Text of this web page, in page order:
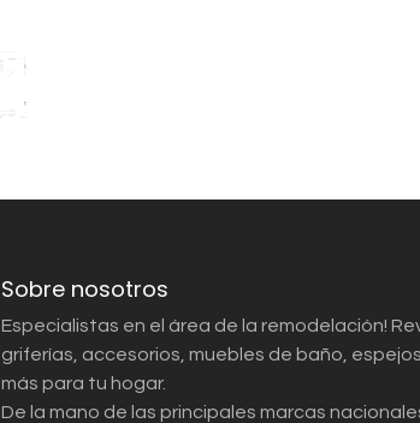
Sobre nosotros
Especialistas en el área de la remodelación!
griferías, accesorios, muebles de baño,
más para tu hogar.
De la mano de las principales marcas